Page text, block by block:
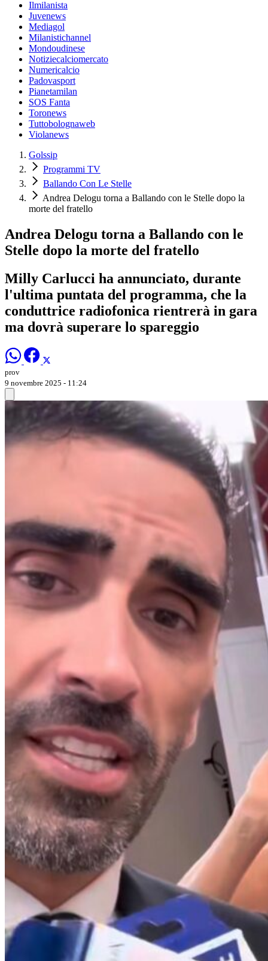
Ilmilanista
Juvenews
Mediagol
Milanistichannel
Mondoudinese
Notiziecalciomercato
Numericalcio
Padovasport
Pianetamilan
SOS Fanta
Toronews
Tuttobolognaweb
Violanews
Golssip
Programmi TV
Ballando Con Le Stelle
Andrea Delogu torna a Ballando con le Stelle dopo la
morte del fratello
Andrea Delogu torna a Ballando con le
Stelle dopo la morte del fratello
Milly Carlucci ha annunciato, durante
l'ultima puntata del programma, che la
conduttrice radiofonica rientrerà in gara
ma dovrà superare lo spareggio
prov
9 novembre 2025 - 11:24